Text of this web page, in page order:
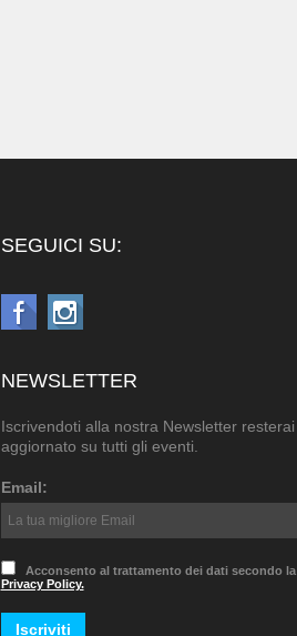
SEGUICI SU:
NEWSLETTER
Iscrivendoti alla nostra Newsletter resterai
aggiornato su tutti gli eventi.
Email:
Acconsento al trattamento dei dati secondo la
Privacy Policy.